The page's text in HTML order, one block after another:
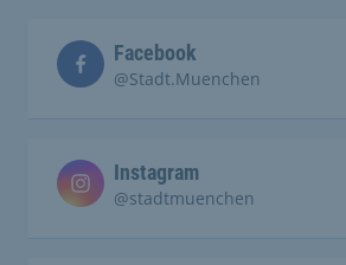
Facebook
@Stadt.Muenchen
Instagram
@stadtmuenchen